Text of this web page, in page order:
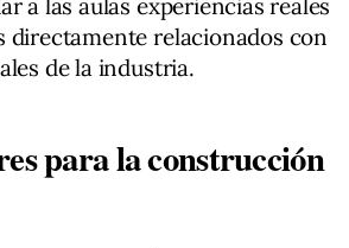
directamente relacionados con
de la industria.
para la construcción